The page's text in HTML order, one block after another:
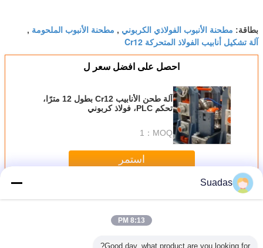
بطاقة: مطحنة الأنبوب الفولاذي الكربوني , مطحنة الأنبوب الملحومة ,
آلة تشكيل أنابيب الفولاذ المتحركة Cr12
احصل على افضل سعر ل
آلة طحن الأنابيب Cr12 بطول 12 مترًا،
تحكم PLC، فولاذ كربوني
MOQ：
1
استمر
أكثرأنبوب مطحنة آلة
Suadas
8:13 PM
Good day, what product are you looking for?